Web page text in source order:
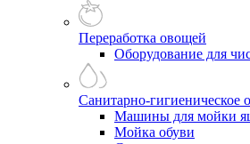
Переработка овощей
Оборудование для
Санитарно-гигиеническое
Машины для мойки
Мойка обуви